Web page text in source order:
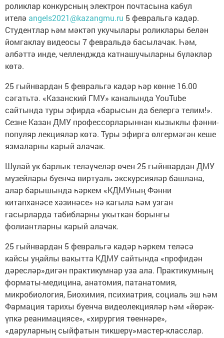
роликлар конкурсның электрон почтасына кабул
ителә angels2021@kazangmu.ru 5 февральгә кадәр.
Студентлар һәм мәктәп укучылары роликлары белән
йомгаклау видеосы 7 февральдә басылачак. Һәм,
әлбәттә инде, челленджда катнашучыларны бүләкләр
көтә.
25 гыйнвардан 5 февральгә кадәр һәр көнне 16.00
сәгатьтә. «Казанский ГМУ» каналында YouTube
сайтында туры эфирда «барысын да белергә телим!».
Сезне Казан ДМУ профессорларыннан кызыклы фәнни-
популяр лекцияләр көтә. Туры эфирга өлгермәгән кеше
язмаларны карый алачак.
Шулай ук барлык теләүчеләр өчен 25 гыйнвардан ДМУ
музейлары буенча виртуаль экскурсияләр башлана,
алар барышында һәркем «КДМУның Фәнни
китапханәсе хәзинәсе» нә кагыла һәм узган
гасырларда табибларны укыткан борынгы
фолиантларны карый алачак.
25 гыйнвардан 5 февральгә кадәр һәркем теләсә
кайсы уңайлы вакытта КДМУ сайтында «профидән
дәресләр»дигән практикумнар уза ала. Практикумның
форматы-медицина, анатомия, патанатомия,
микробиология, Биохимия, психиатрия, социаль эш һәм
Фармация тарихы буенча видеолекцияләр һәм «йөрәк-
үпкә реанимациясе», «хирургия төеннәре»,
«даруларның сыйфатын тикшерү»мастер-класслар.